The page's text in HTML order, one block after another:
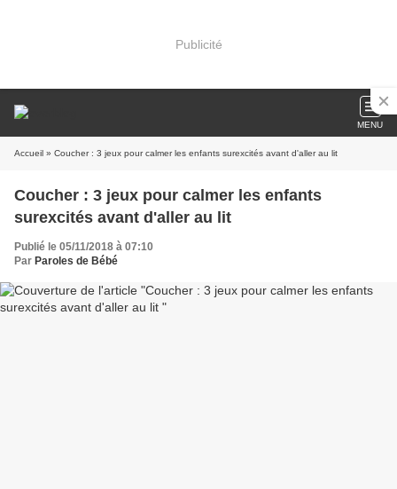
Publicité
MENU
Accueil » Coucher : 3 jeux pour calmer les enfants surexcités avant d'aller au lit
Coucher : 3 jeux pour calmer les enfants
surexcités avant d'aller au lit
Publié le 05/11/2018 à 07:10
Par Paroles de Bébé